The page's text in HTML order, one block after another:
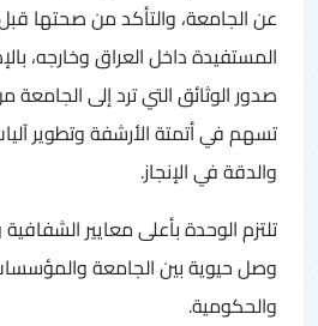
عن الجامعة، والتأكد من صحتها
المستفيدة داخل العراق وخارجه،
صدور الوثائق التي ترد إلى
تسهم في أتمتة الأرشفة وتطوير
والدقة في الإنجاز.
تلتزم الوحدة بأعلى معايير
وصل حيوية بين الجامعة
والحكومية.